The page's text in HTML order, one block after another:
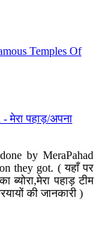
Temples Of
मेरा पहाड़/अपना
by MeraPahad
they got. ( यहाँ पर
ब्योरा,मेरा पहाड़ टीम
की जानकारी )